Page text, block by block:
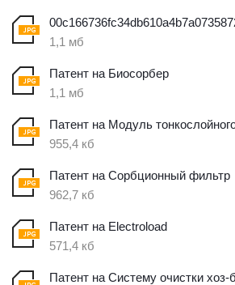
1,1 мб
Патент на Биосорбер
1,1 мб
Патент на Модуль
955,4 кб
Патент на Сорбционный фильтр
962,7 кб
Патент на Electroload
571,4 кб
Патент на Систему очистки хоз-